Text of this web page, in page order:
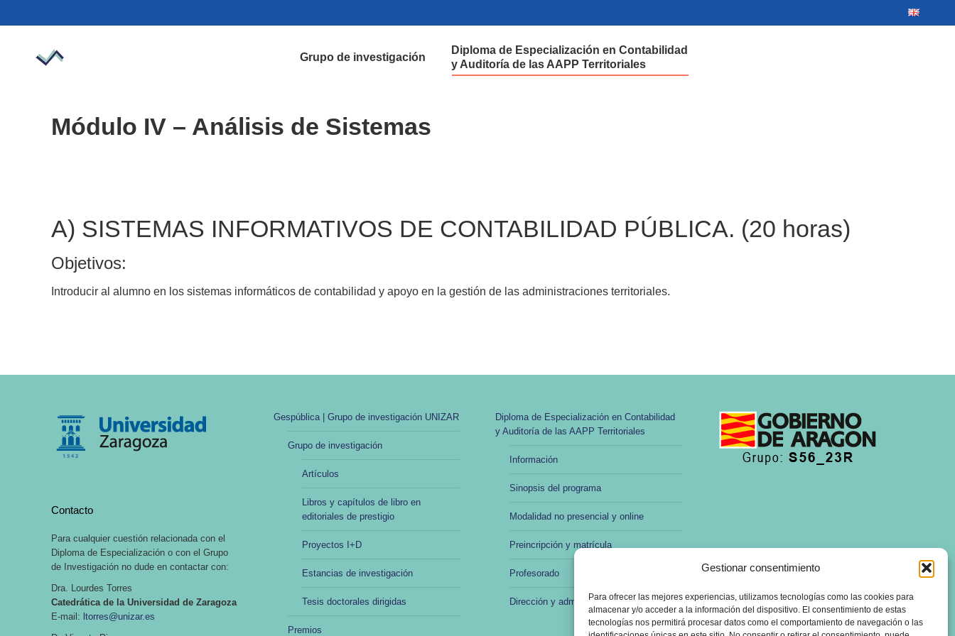
Gestionar consentimiento
Para ofrecer las mejores experiencias, utilizamos tecnologías como las cookies para
almacenar y/o acceder a la información del dispositivo. El consentimiento de estas
tecnologías nos permitirá procesar datos como el comportamiento de navegación o las
Grupo de investigación
Diploma de Especialización en Contabilidad
y Auditoría de las AAPP Territoriales
Módulo IV – Análisis de Sistemas
A) SISTEMAS INFORMATIVOS DE CONTABILIDAD PÚBLICA. (20 horas)
Objetivos:
Introducir al alumno en los sistemas informáticos de contabilidad y apoyo en la gestión de las administraciones territoriales.
Contacto
Para cualquier cuestión relacionada con el
Diploma de Especialización o con el Grupo
de Investigación no dude en contactar con:
Dra. Lourdes Torres
Catedrática de la Universidad de Zaragoza
E-mail: ltorres@unizar.es
Gespública | Grupo de investigación UNIZAR
Grupo de investigación
Artículos
Libros y capítulos de libro en
editoriales de prestigio
Proyectos I+D
Estancias de investigación
Tesis doctorales dirigidas
Premios
Diploma de Especialización en Contabilidad
y Auditoría de las AAPP Territoriales
Información
Sinopsis del programa
Modalidad no presencial y online
Preincripción y matrícula
Profesorado
Dirección y administración